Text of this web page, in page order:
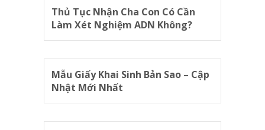
Thủ Tục Nhận Cha Con Có Cần
Làm Xét Nghiệm ADN Không?
Mẫu Giấy Khai Sinh Bản Sao – Cập
Nhật Mới Nhất